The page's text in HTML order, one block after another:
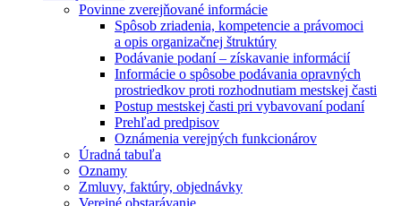
Povinne zverejňované informácie
Spôsob zriadenia, kompetencie a právomoci
a opis organizačnej štruktúry
Podávanie podaní – získavanie informácií
Informácie o spôsobe podávania opravných
prostriedkov proti rozhodnutiam mestskej časti
Postup mestskej časti pri vybavovaní podaní
Prehľad predpisov
Oznámenia verejných funkcionárov
Úradná tabuľa
Oznamy
Zmluvy, faktúry, objednávky
Verejné obstarávanie